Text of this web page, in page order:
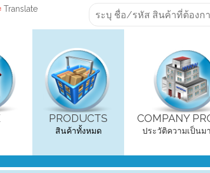
Translate
PRODUCTS
สินค้าทั้งหมด
COMPANY
ประวัติความเป็นม